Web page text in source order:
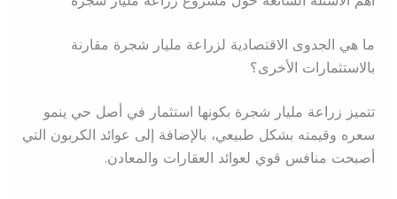
ما هي الجدوى الاقتصادية لزراعة مليار شجرة مقارنة
بالاستثمارات الأخرى؟
تتميز زراعة مليار شجرة بكونها استثمار في أصل حي ينمو
سعره وقيمته بشكل طبيعي، بالإضافة إلى عوائد الكربون التي
أصبحت منافس قوي لعوائد العقارات والمعادن.